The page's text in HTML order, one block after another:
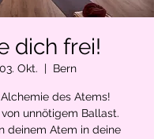
dich frei!
Okt.
  |
Bern
des Atems!
unnötigem Ballast.
deinem Atem in deine